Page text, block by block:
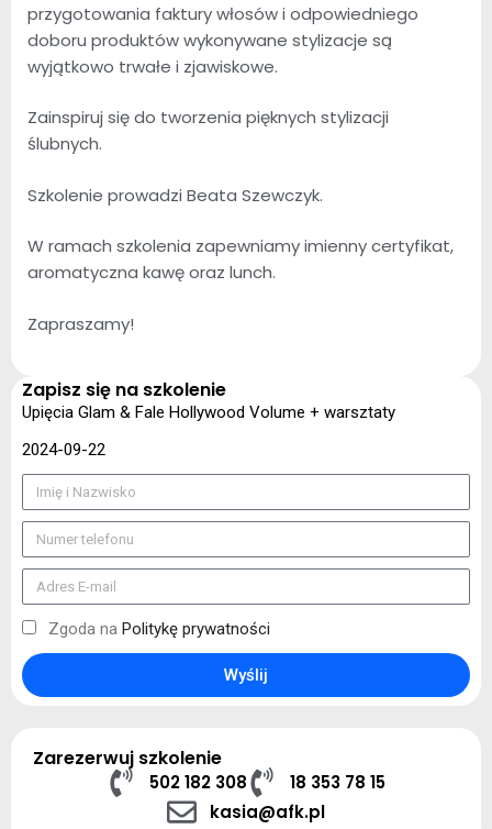
przygotowania faktury włosów i odpowiedniego
doboru produktów wykonywane stylizacje są
wyjątkowo trwałe i zjawiskowe.
Zainspiruj się do tworzenia pięknych stylizacji
ślubnych.
Szkolenie prowadzi Beata Szewczyk.
W ramach szkolenia zapewniamy imienny certyfikat,
aromatyczna kawę oraz lunch.
Zapraszamy!
Zapisz się na szkolenie
Upięcia Glam & Fale Hollywood Volume + warsztaty
2024-09-22
Zgoda na Politykę prywatności
Wyślij
Zarezerwuj szkolenie
502 182 308
18 353 78 15
kasia@afk.pl